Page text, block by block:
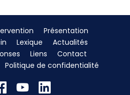
Présentation
Lexique
Actualités
Liens
Contact
Politique de confidentialité